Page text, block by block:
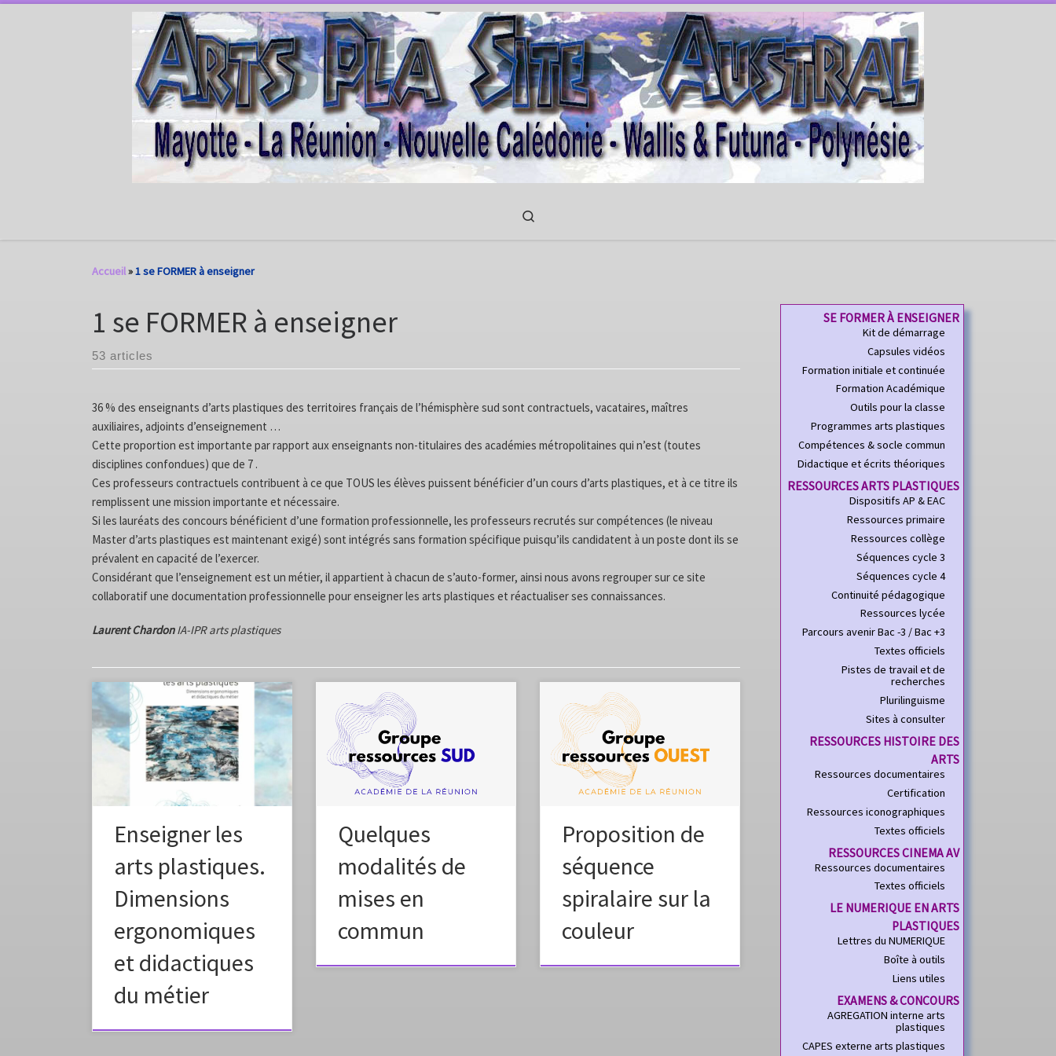
Accueil»1 se FORMER à enseigner
1 se FORMER à enseigner
53 articles
36 % des enseignants d’arts plastiques des territoires français de l’hémisphère sud sont contractuels, vacataires, maîtres
auxiliaires, adjoints d’enseignement …
Cette proportion est importante par rapport aux enseignants non-titulaires des académies métropolitaines qui n’est (toutes
disciplines confondues) que de 7 .
Ces professeurs contractuels contribuent à ce que TOUS les élèves puissent bénéficier d’un cours d’arts plastiques, et à ce titre ils
remplissent une mission importante et nécessaire.
Si les lauréats des concours bénéficient d’une formation professionnelle, les professeurs recrutés sur compétences (le niveau
Master d’arts plastiques est maintenant exigé) sont intégrés sans formation spécifique puisqu’ils candidatent à un poste dont ils se
prévalent en capacité de l’exercer.
Considérant que l’enseignement est un métier, il appartient à chacun de s’auto-former, ainsi nous avons regrouper sur ce site
collaboratif une documentation professionnelle pour enseigner les arts plastiques et réactualiser ses connaissances.
Laurent ChardonIA-IPR arts plastiques
Enseigner les
arts plastiques.
Dimensions
ergonomiques
et didactiques
du métier
Cette vidéo a été réalisée dans le
cadre d’une réflexion autour de la
phase de Mise en Commun dans une
séance d’arts plastiques, menée par
le groupe ressources Sud de
l’Académie de La Réunion. Elle part
la construction du savoir des élèves
suscite encore des interrogations […]
Quelques
modalités de
mises en
commun
Le groupe ressources ouest propose
cette séquence spiralaire sur la notion
de la couleur.
Proposition de
séquence
spiralaire sur la
couleur
SE FORMER À ENSEIGNER
Kit de démarrage
Capsules vidéos
Formation initiale et continuée
Formation Académique
Outils pour la classe
Programmes arts plastiques
Compétences & socle commun
Didactique et écrits théoriques
RESSOURCES ARTS PLASTIQUES
Dispositifs AP & EAC
Ressources primaire
Ressources collège
Séquences cycle 3
Séquences cycle 4
Continuité pédagogique
Ressources lycée
Parcours avenir Bac -3 / Bac +3
Textes officiels
Pistes de travail et de
recherches
Plurilinguisme
Sites à consulter
RESSOURCES HISTOIRE DES
ARTS
Ressources documentaires
Certification
Ressources iconographiques
Textes officiels
RESSOURCES CINEMA AV
Ressources documentaires
Textes officiels
LE NUMERIQUE EN ARTS
PLASTIQUES
Lettres du NUMERIQUE
Boîte à outils
Liens utiles
EXAMENS & CONCOURS
AGREGATION interne arts
plastiques
CAPES externe arts plastiques